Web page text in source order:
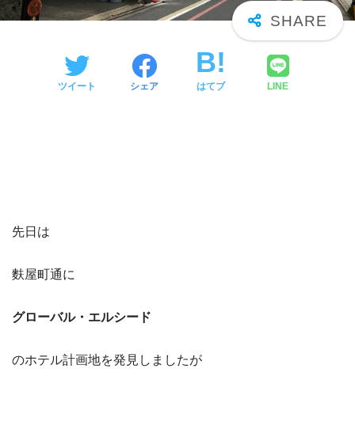
ツイート シェア はてブ LINE
先日は
麩屋町通に
グローバル・エルシード
のホテル計画地を発見しましたが